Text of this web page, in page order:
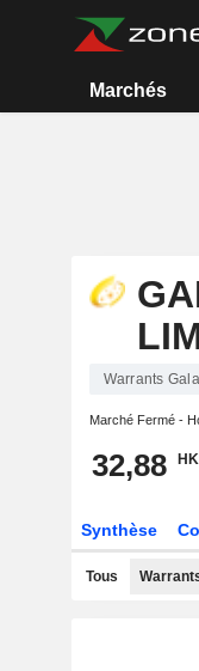
Marchés
Warrants
Marché Fermé -
32,88
Synthèse
Tous